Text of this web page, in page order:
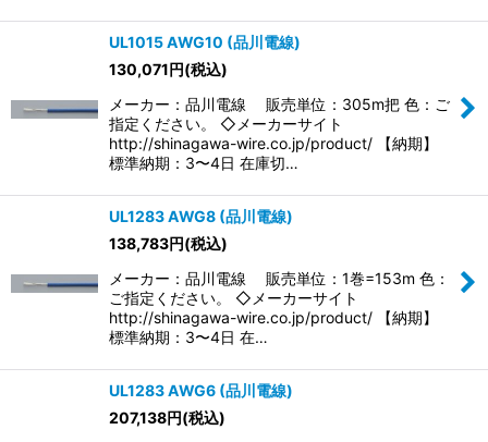
UL1015 AWG10 (品川電線)
130,071円(税込)
メーカー：品川電線 販売単位：305m把 色：ご
指定ください。 ◇メーカーサイト
http://shinagawa-wire.co.jp/product/ 【納期】
標準納期：3〜4日 在庫切…
UL1283 AWG8 (品川電線)
138,783円(税込)
メーカー：品川電線 販売単位：1巻=153m 色：
ご指定ください。 ◇メーカーサイト
http://shinagawa-wire.co.jp/product/ 【納期】
標準納期：3〜4日 在…
UL1283 AWG6 (品川電線)
207,138円(税込)